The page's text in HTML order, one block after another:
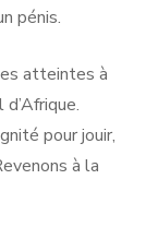
pénis.
atteintes à
pour jouir,
à la